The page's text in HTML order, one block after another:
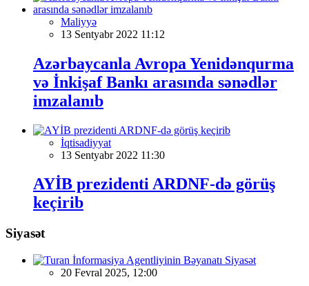
Maliyyə
13 Sentyabr 2022 11:12
Azərbaycanla Avropa Yenidənqurma
və İnkişaf Bankı arasında sənədlər
imzalanıb
İqtisadiyyat
13 Sentyabr 2022 11:30
AYİB prezidenti ARDNF-də görüş
keçirib
Siyasət
Siyasət
20 Fevral 2025, 12:00